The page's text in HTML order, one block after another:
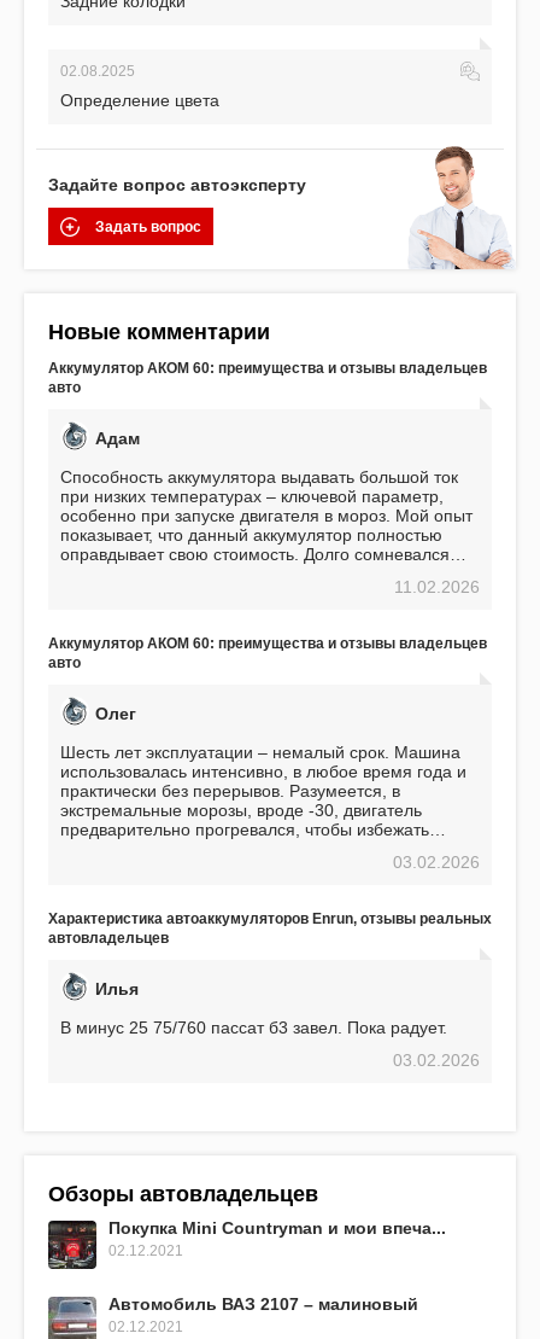
02.08.2025
Определение цвета
Задайте вопрос автоэксперту
Задать вопрос
Новые комментарии
Аккумулятор АКОМ 60: преимущества и отзывы владельцев
авто
Адам
Способность аккумулятора выдавать большой ток
при низких температурах – ключевой параметр,
особенно при запуске двигателя в мороз. Мой опыт
показывает, что данный аккумулятор полностью
оправдывает свою стоимость. Долго сомневался
пожалел. Считаю, что это отличное вложение,11.02.2026
Аккумулятор АКОМ 60: преимущества и отзывы владельцев
авто
Олег
Шесть лет эксплуатации – немалый срок. Машина
использовалась интенсивно, в любое время года и
практически без перерывов. Разумеется, в
экстремальные морозы, вроде -30, двигатель
предварительно прогревался, чтобы избежать
использования не было ни единой поломки,
EFB 75. Судя по характеристикам, он даже
превосходит предыдущую модель.
03.02.2026
Характеристика автоаккумуляторов Enrun, отзывы реальных
автовладельцев
Илья
В минус 25 75/760 пассат б3 завел. Пока радует.
03.02.2026
Обзоры автовладельцев
Покупка Mini Countryman и мои впеча...
02.12.2021
Автомобиль ВАЗ 2107 – малиновый
02.12.2021